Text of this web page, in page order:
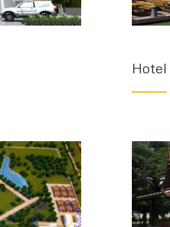
Hotel